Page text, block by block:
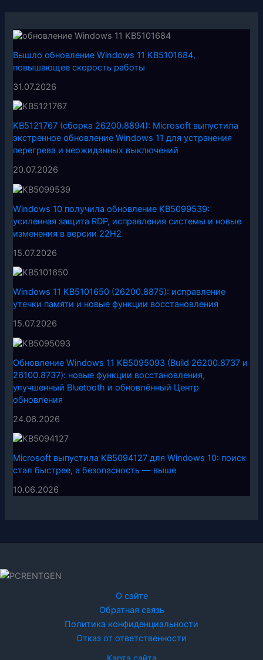
Вышло обновление Windows 11 KB5101684,
повышающее скорость работы
31.07.2026
KB5121767 (сборка 26200.8894): Microsoft выпустила
экстренное обновление Windows 11 для устранения
перегрева и неожиданных выключений
20.07.2026
Windows 10 получила обновление KB5099539:
усиленная защита RDP, исправления системы и новые
изменения в версии 22H2
15.07.2026
Windows 11 KB5101650 (26200.8875): исправление
утечки памяти и новые функции восстановления
15.07.2026
Обновление Windows 11 KB5095093 (Build 26200.8737 и
26100.8737): новые функции восстановления,
улучшенный Bluetooth и обновлённый Центр
обновления
24.06.2026
Microsoft выпустила KB5094127 для Windows 10: поиск
стал быстрее, а безопасность — выше
10.06.2026
О сайте
Обратная связь
Политика конфиденциальности
Отказ от ответственности